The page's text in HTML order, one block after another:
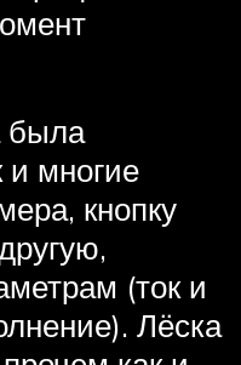
была
и многие
кнопку
(ток и
Лёска